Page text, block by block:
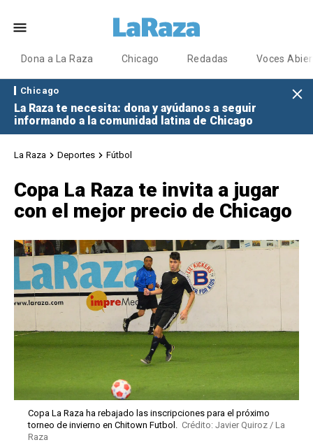
Dona a La Raza Chicago Redadas Voces
Chicago
La Raza te necesita: dona y ayúdanos a seguir
informando a la comunidad latina de Chicago
La Raza Deportes Fútbol
Copa La Raza te invita a jugar
con el mejor precio de Chicago
Copa La Raza ha rebajado las inscripciones para el próximo
torneo de invierno en Chitown Futbol. Crédito: Javier Quiroz / La
Raza